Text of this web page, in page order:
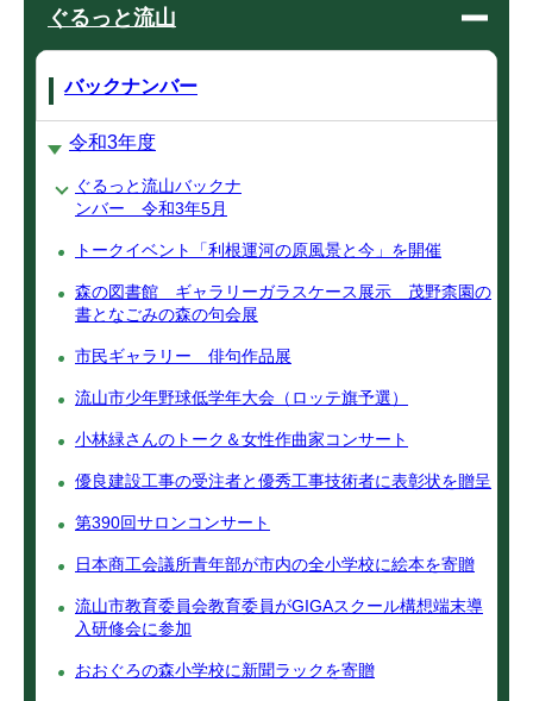
ぐるっと流山
バックナンバー
令和3年度
ぐるっと流山バックナ
ンバー 令和3年5月
トークイベント「利根運河の原風景と今」を開催
森の図書館 ギャラリーガラスケース展示 茂野柰園の
書となごみの森の句会展
市民ギャラリー 俳句作品展
流山市少年野球低学年大会（ロッテ旗予選）
小林緑さんのトーク＆女性作曲家コンサート
優良建設工事の受注者と優秀工事技術者に表彰状を贈呈
第390回サロンコンサート
日本商工会議所青年部が市内の全小学校に絵本を寄贈
流山市教育委員会教育委員がGIGAスクール構想端末導
入研修会に参加
おおぐろの森小学校に新聞ラックを寄贈